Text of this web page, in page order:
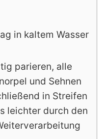
in kaltem Wasser
parieren, alle
und Sehnen
in Streifen
leichter durch den